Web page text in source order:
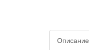
Описание